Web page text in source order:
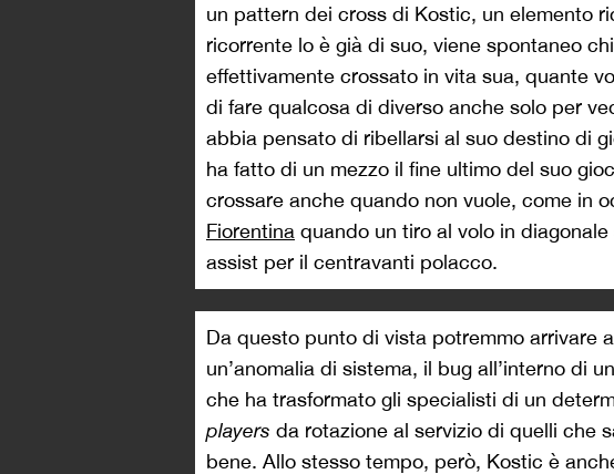
un pattern dei cross di Kostic, un elemento
ricorrente lo è già di suo, viene spontaneo
effettivamente crossato in vita sua, quante
di fare qualcosa di diverso anche solo per
abbia pensato di ribellarsi al suo destino di
ha fatto di un mezzo il fine ultimo del suo
crossare anche quando non vuole, come in
Fiorentina quando un tiro al volo in
assist per il centravanti polacco.
Da questo punto di vista potremmo arrivare
un’anomalia di sistema, il bug all’interno di
che ha trasformato gli specialisti di un
players da rotazione al servizio di quelli che
bene. Allo stesso tempo, però, Kostic è